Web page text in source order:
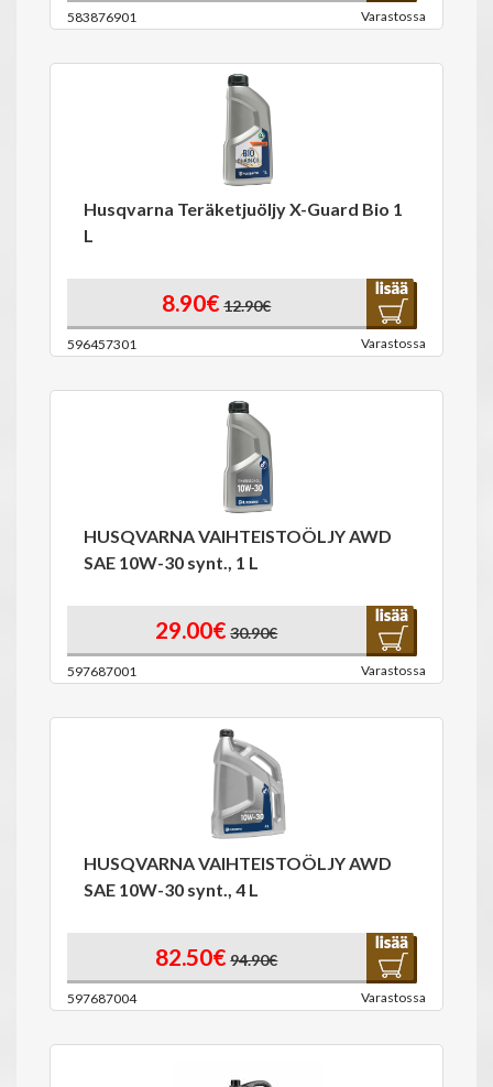
583876901 Varastossa
Husqvarna Teräketjuöljy X-Guard Bio 1
L
8.90€ 12.90€
596457301 Varastossa
HUSQVARNA VAIHTEISTOÖLJY AWD
SAE 10W-30 synt., 1 L
29.00€ 30.90€
597687001 Varastossa
HUSQVARNA VAIHTEISTOÖLJY AWD
SAE 10W-30 synt., 4 L
82.50€ 94.90€
597687004 Varastossa